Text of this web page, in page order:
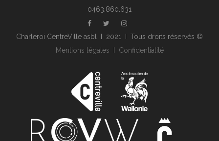
0463.860.631
Charleroi CentreVille asbl I 2021 I Tous droits réservés ©
Mentions légales
Confidentialité